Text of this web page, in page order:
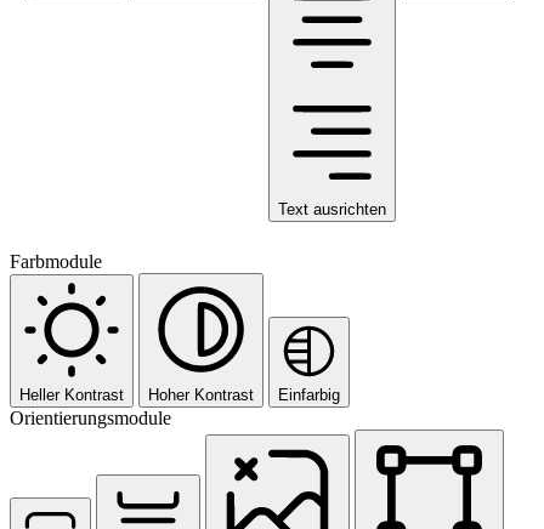
Text ausrichten
Farbmodule
Heller Kontrast Hoher Kontrast Einfarbig
Orientierungsmodule